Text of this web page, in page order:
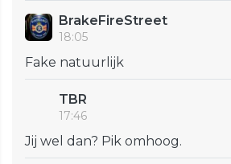
BrakeFireStreet
18:05
Fake natuurlijk
TBR
17:46
Jij wel dan? Pik omhoog.